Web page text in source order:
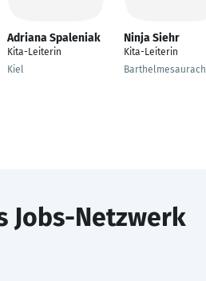
Adriana Spaleniak
Kita-Leiterin
Kiel
Ninja Siehr
Kita-Leiterin
Barthelmesaurach
Jobs-Netzwerk